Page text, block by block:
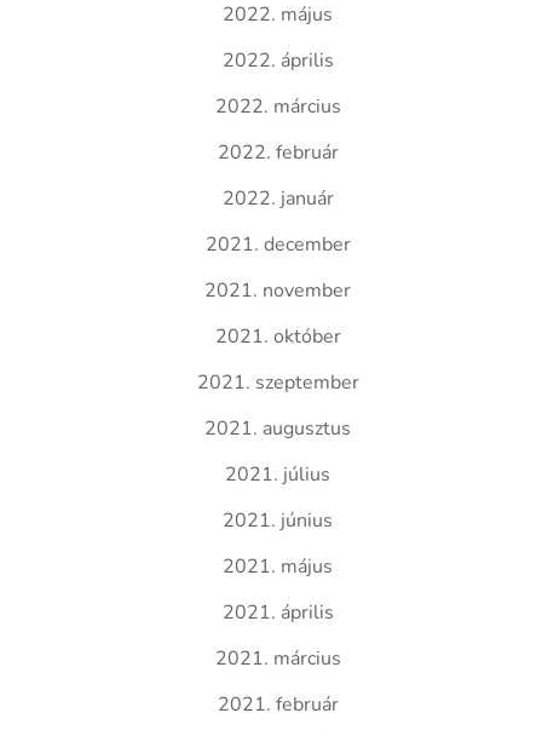
2022. május
2022. április
2022. március
2022. február
2022. január
2021. december
2021. november
2021. október
2021. szeptember
2021. augusztus
2021. július
2021. június
2021. május
2021. április
2021. március
2021. február